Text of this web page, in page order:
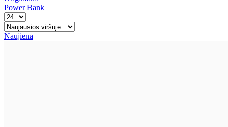
Power Bank
Naujiena